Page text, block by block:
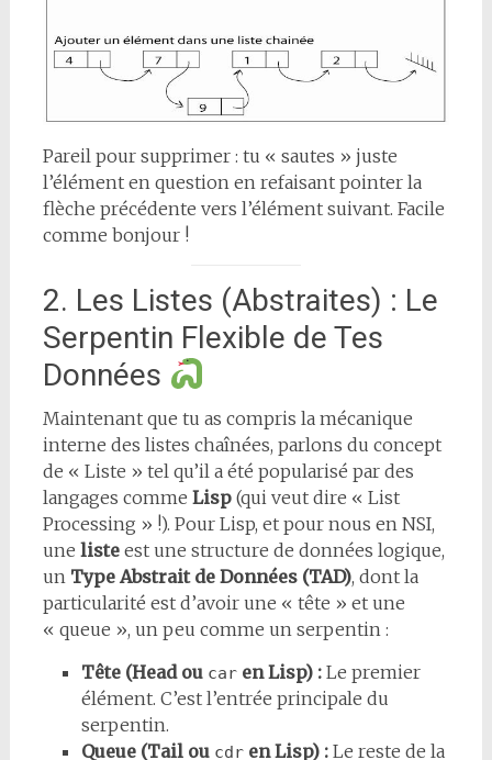
Pareil pour supprimer : tu « sautes » juste
l’élément en question en refaisant pointer la
flèche précédente vers l’élément suivant. Facile
comme bonjour !
2. Les Listes (Abstraites) : Le
Serpentin Flexible de Tes
Données
Maintenant que tu as compris la mécanique
interne des listes chaînées, parlons du concept
de « Liste » tel qu’il a été popularisé par des
langages comme Lisp(qui veut dire « List
Processing » !). Pour Lisp, et pour nous en NSI,
une listeest une structure de données logique,
un Type Abstrait de Données (TAD), dont la
particularité est d’avoir une « tête » et une
« queue », un peu comme un serpentin :
Tête (Head ou caren Lisp) :Le premier
élément. C’est l’entrée principale du
serpentin.
Queue (Tail ou cdren Lisp) :Le reste de la